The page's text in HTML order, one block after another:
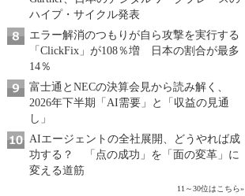
ハイプ・サイクル発表
エラー解消のつもりが自ら攻撃を実行する
「ClickFix」が108％増 日本の割合が最多
14％
富士通とNECの決算会見から読み解く、
2026年下半期「AI需要」と「収益の見通
し」
AIエージェントの全社展開、どうやれば成
功する？ 「点の成功」を「面の変革」に
変える道筋
11～30位はこちら»